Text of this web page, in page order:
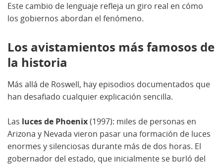
Este cambio de lenguaje refleja un giro real en cómo
los gobiernos abordan el fenómeno.
Los avistamientos más famosos de
la historia
Más allá de Roswell, hay episodios documentados que
han desafiado cualquier explicación sencilla.
Las luces de Phoenix(1997): miles de personas en
Arizona y Nevada vieron pasar una formación de luces
enormes y silenciosas durante más de dos horas. El
gobernador del estado, que inicialmente se burló del